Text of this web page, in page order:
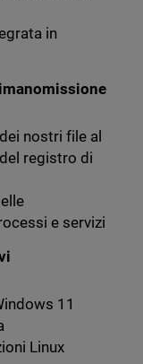
in
nostri file al
registro di
e servizi
11
Linux